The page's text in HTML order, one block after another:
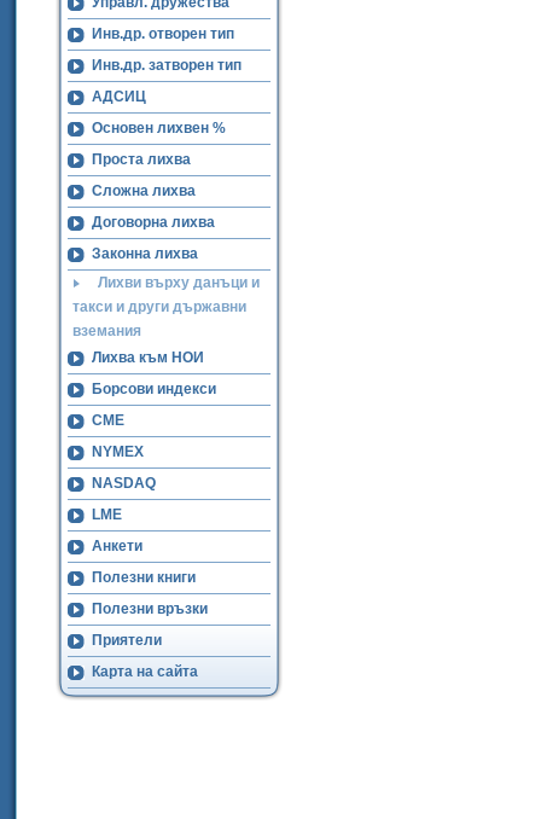
Инв.др. отворен тип
Инв.др. затворен тип
АДСИЦ
Основен лихвен %
Проста лихва
Сложна лихва
Договорна лихва
Законна лихва
Лихви върху данъци и
такси и други държавни
вземания
Лихва към НОИ
Борсови индекси
CME
NYMEX
NASDAQ
LME
Анкети
Полезни книги
Полезни връзки
Приятели
Карта на сайта